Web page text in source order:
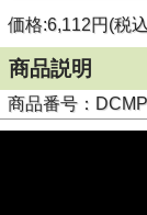
価格:6,112円(税
商品説明
商品番号：